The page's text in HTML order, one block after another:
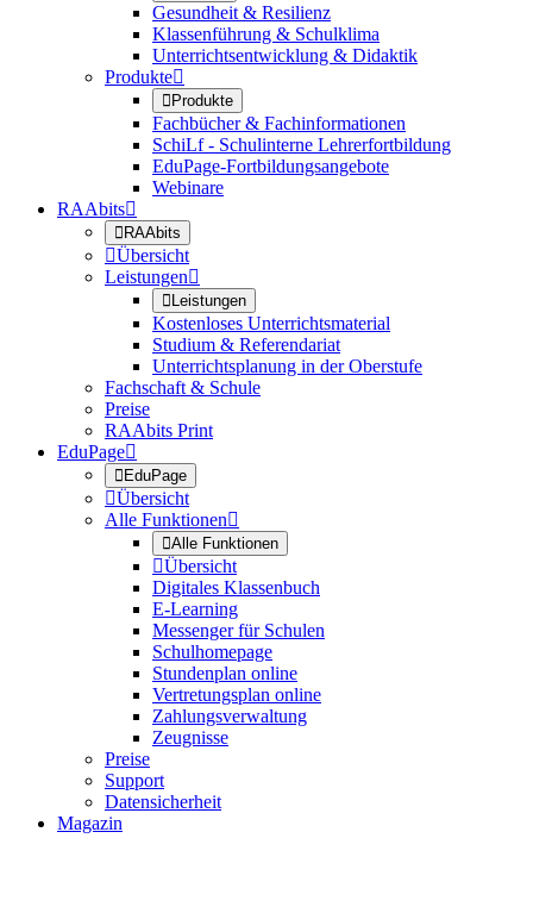
Gesundheit & Resilienz
Klassenführung & Schulklima
Unterrichtsentwicklung & Didaktik
Produkte
Produkte
Fachbücher & Fachinformationen
SchiLf - Schulinterne Lehrerfortbildung
EduPage-Fortbildungsangebote
Webinare
RAAbits
RAAbits
Übersicht
Leistungen
Leistungen
Kostenloses Unterrichtsmaterial
Studium & Referendariat
Unterrichtsplanung in der Oberstufe
Fachschaft & Schule
Preise
RAAbits Print
EduPage
EduPage
Übersicht
Alle Funktionen
Alle Funktionen
Übersicht
Digitales Klassenbuch
E-Learning
Messenger für Schulen
Schulhomepage
Stundenplan online
Vertretungsplan online
Zahlungsverwaltung
Zeugnisse
Preise
Support
Datensicherheit
Magazin